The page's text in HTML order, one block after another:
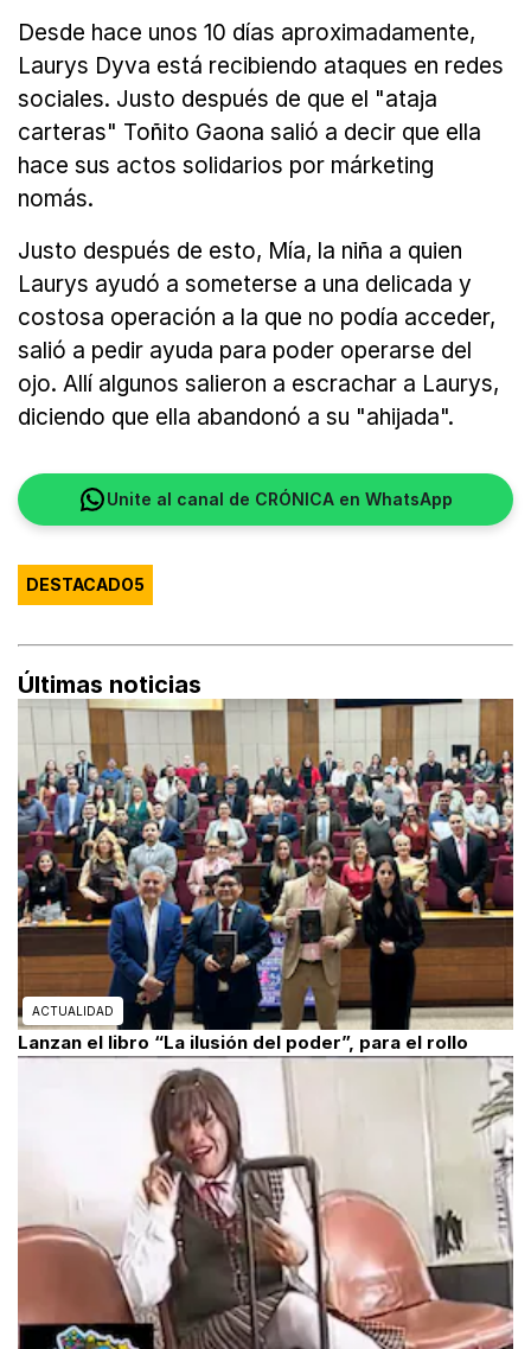
Desde hace unos 10 días aproximadamente,
Laurys Dyva está recibiendo ataques en redes
sociales. Justo después de que el "ataja
carteras" Toñito Gaona salió a decir que ella
hace sus actos solidarios por márketing
nomás.
Justo después de esto, Mía, la niña a quien
Laurys ayudó a someterse a una delicada y
costosa operación a la que no podía acceder,
salió a pedir ayuda para poder operarse del
ojo. Allí algunos salieron a escrachar a Laurys,
diciendo que ella abandonó a su "ahijada".
Unite al canal de CRÓNICA en WhatsApp
DESTACADO5
Últimas noticias
ACTUALIDAD
Lanzan el libro “La ilusión del poder”, para el rollo